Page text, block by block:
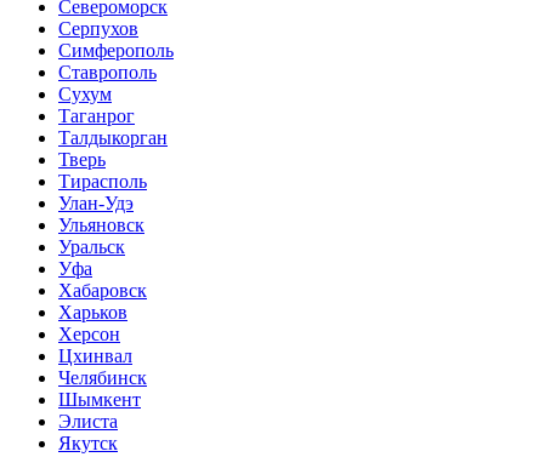
Североморск
Серпухов
Симферополь
Ставрополь
Сухум
Таганрог
Tалдыкорган
Тверь
Тирасполь
Улан-Удэ
Ульяновск
Уральск
Уфа
Хабаровск
Харьков
Херсон
Цхинвал
Челябинск
Шымкент
Элиста
Якутск